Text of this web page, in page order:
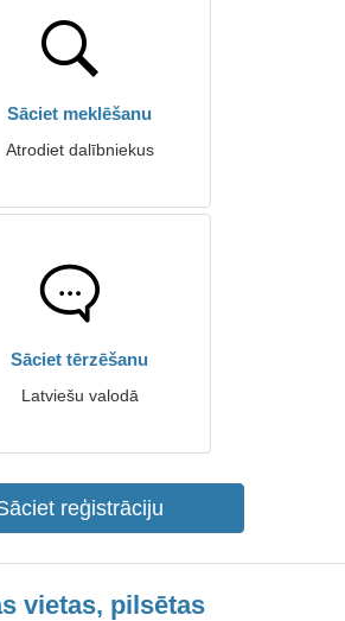
Sāciet meklēšanu
Atrodiet dalībniekus
Sāciet tērzēšanu
Latviešu valodā
reģistrāciju
vietas, pilsētas